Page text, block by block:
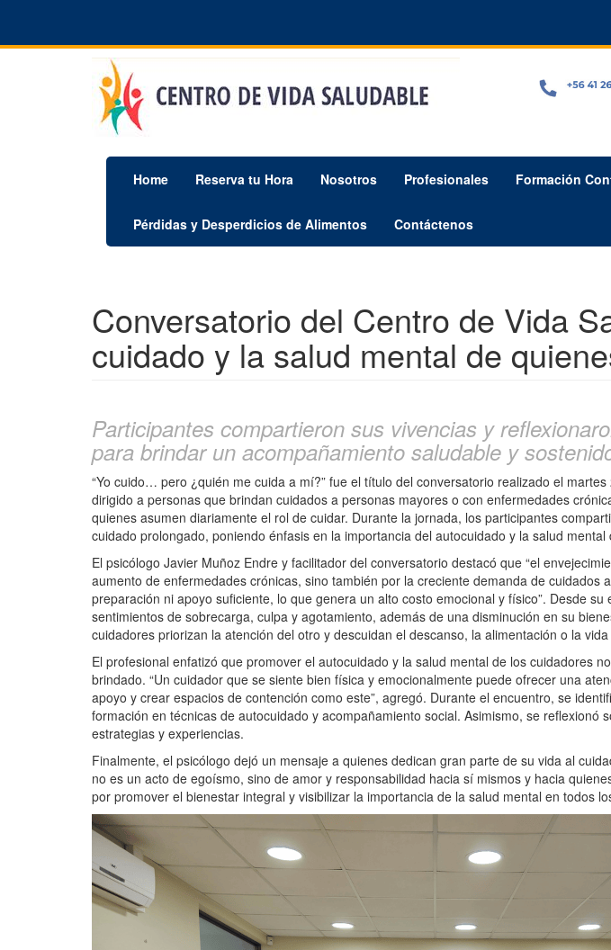
contenido
Home Reserva tu Hora Nosotros Profesionales Formación
Pérdidas y Desperdicios de Alimentos Contáctenos
Conversatorio del Centro de Vida
cuidado y la salud mental de
Participantes compartieron sus vivencias y
para brindar un acompañamiento saludable y
“Yo cuido… pero ¿quién me cuida a mí?” fue el título del conversatorio realizado el
dirigido a personas que brindan cuidados a personas mayores o con enfermedades
quienes asumen diariamente el rol de cuidar. Durante la jornada, los participantes
cuidado prolongado, poniendo énfasis en la importancia del autocuidado y la salud
El psicólogo Javier Muñoz Endre y facilitador del conversatorio destacó que “el
aumento de enfermedades crónicas, sino también por la creciente demanda de
preparación ni apoyo suficiente, lo que genera un alto costo emocional y físico”. Desde
sentimientos de sobrecarga, culpa y agotamiento, además de una disminución en su
cuidadores priorizan la atención del otro y descuidan el descanso, la alimentación o la
El profesional enfatizó que promover el autocuidado y la salud mental de los cuidadores
brindado. “Un cuidador que se siente bien física y emocionalmente puede ofrecer una
apoyo y crear espacios de contención como este”, agregó. Durante el encuentro, se
formación en técnicas de autocuidado y acompañamiento social. Asimismo, se
estrategias y experiencias.
Finalmente, el psicólogo dejó un mensaje a quienes dedican gran parte de su vida al
no es un acto de egoísmo, sino de amor y responsabilidad hacia sí mismos y hacia
por promover el bienestar integral y visibilizar la importancia de la salud mental en todos